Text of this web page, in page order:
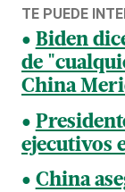
TE PUEDE
Biden
de
China
ejecutivos
China